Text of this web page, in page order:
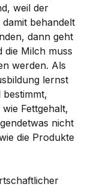
weil der
behandelt
dann geht
die Milch muss
werden. Als
lernst
bestimmt,
Fettgehalt,
nicht
die Produkte